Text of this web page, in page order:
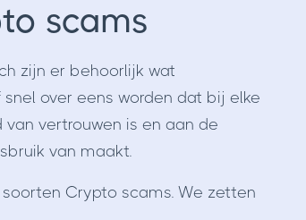
scams
zijn er behoorlijk wat
over eens worden dat bij elke
vertrouwen is en aan de
van maakt.
Crypto scams. We zetten